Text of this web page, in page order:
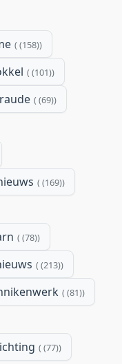
(158)
(101)
(69)
(169)
(78)
(213)
(81)
(77)